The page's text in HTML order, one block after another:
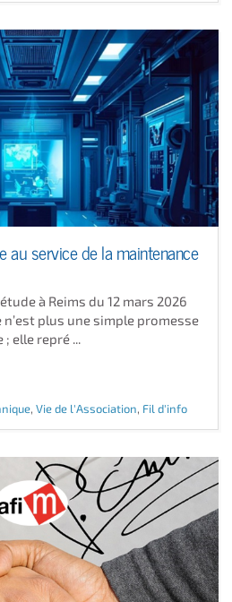
au service de la maintenance
à Reims du 12 mars 2026
plus une simple promesse
elle repré ...
, Vie de l'Association, Fil d'info